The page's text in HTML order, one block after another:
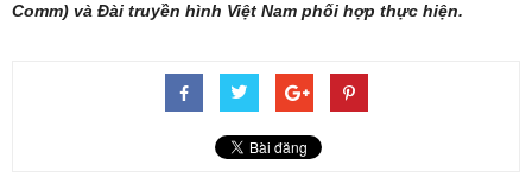
Comm) và Đài truyền hình Việt Nam phối hợp thực hiện.